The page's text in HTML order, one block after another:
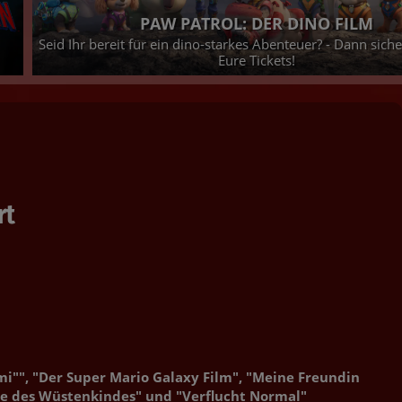
PAW PATROL: DER DINO FILM
Seid Ihr bereit für ein dino-starkes Abenteuer? - Dann
Eure Tickets!
"Der Super Mario Galaxy Film", "Meine Freundin
des Wüstenkindes" und "Verflucht Normal"